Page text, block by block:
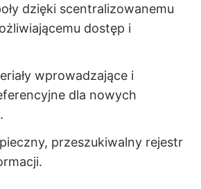
dzięki scentralizowanemu
dostęp i
wprowadzające i
dla nowych
przeszukiwalny rejestr